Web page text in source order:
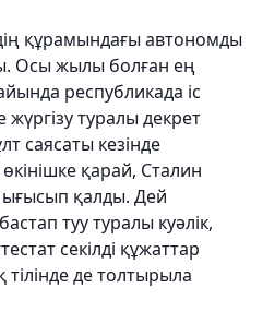
құрамындағы автономды
Осы жылы болған ең
республикада іс
жүргізу туралы декрет
саясаты кезінде
қарай, Сталин
ығысып қалды. Дей
туу туралы куәлік,
секілді құжаттар
тілінде де толтырыла